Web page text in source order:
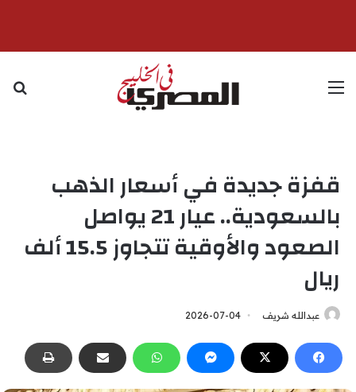
القائمة
قفزة جديدة في أسعار الذهب
بالسعودية.. عيار 21 يواصل
الصعود والأوقية تتجاوز 15.5 ألف
ريال
عبدالله شريف 2026-07-04